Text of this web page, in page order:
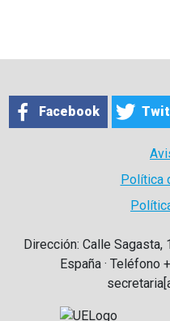
Facebook
Política
Dirección: Calle Sagasta,
España · Teléfono